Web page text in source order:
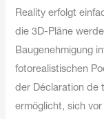
Reality erfolgt
die 3D-Pläne
Baugenehmigung
fotorealistischen
der Déclaration de
ermöglicht, sich